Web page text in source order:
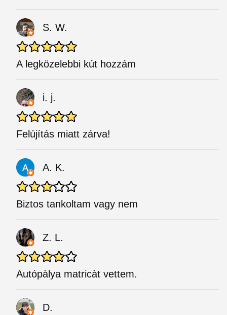
S. W.
A legközelebbi kút hozzám
i. j.
Felújítás miatt zárva!
A. K.
Biztos tankoltam vagy nem
Z. L.
Autópàlya matricàt vettem.
D.